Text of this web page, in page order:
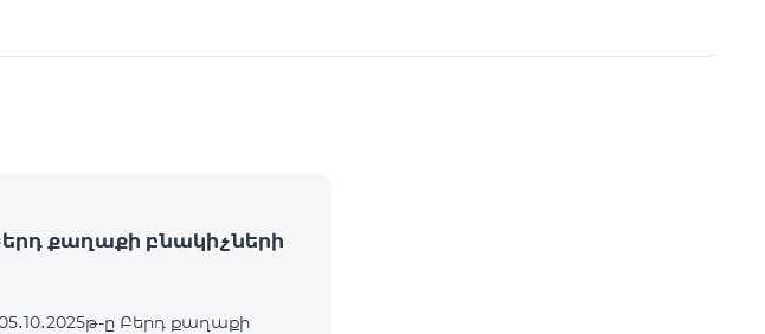
քաղաքի բնակիչների
ը Բերդ քաղաքի